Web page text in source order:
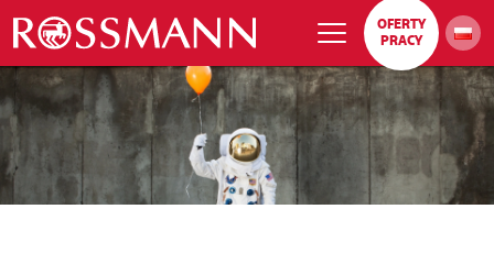
OFERTY
PRACY